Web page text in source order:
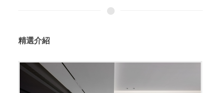
精選介紹